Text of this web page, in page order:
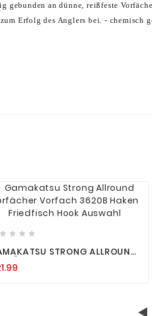
an dünne, reißfeste
Erfolg des Anglers bei. - chemisch
   
   
STRONG ALLROUND
VORFACH 3620B
FRIEDFISCH HOOK